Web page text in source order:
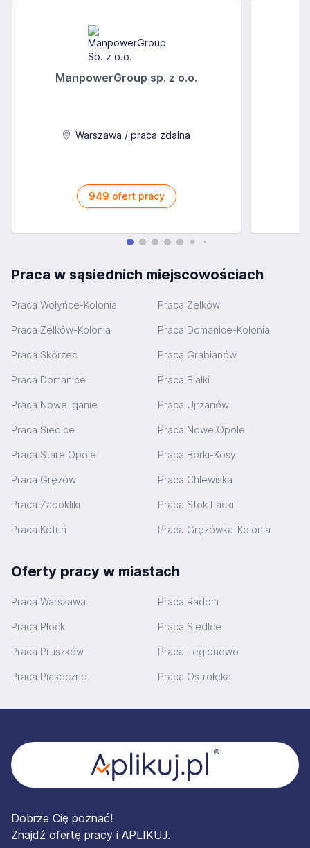
ManpowerGroup sp. z o.o.
Warszawa / praca zdalna
949 ofert pracy
Praca w sąsiednich miejscowościach
Praca Wołyńce-Kolonia Praca Żelków
Praca Żelków-Kolonia Praca Domanice-Kolonia
Praca Skórzec Praca Grabianów
Praca Domanice Praca Białki
Praca Nowe Iganie Praca Ujrzanów
Praca Siedlce Praca Nowe Opole
Praca Stare Opole Praca Borki-Kosy
Praca Gręzów Praca Chlewiska
Praca Żabokliki Praca Stok Lacki
Praca Kotuń Praca Gręzówka-Kolonia
Oferty pracy w miastach
Praca Warszawa Praca Radom
Praca Płock Praca Siedlce
Praca Pruszków Praca Legionowo
Praca Piaseczno Praca Ostrołęka
Dobrze Cię poznać!
Znajdź ofertę pracy i APLIKUJ.